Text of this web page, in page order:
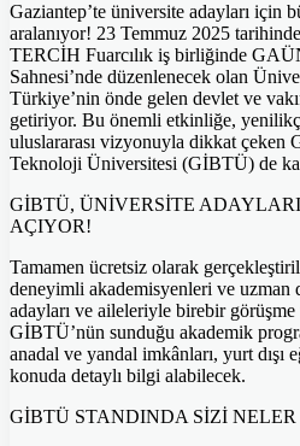
Gaziantep’te üniversite adayları için
aralanıyor! 23 Temmuz 2025
TERCİH Fuarcılık iş birliğinde
Sahnesi’nde düzenlenecek olan
Türkiye’nin önde gelen devlet ve
getiriyor. Bu önemli etkinliğe,
uluslararası vizyonuyla dikkat çeken
Teknoloji Üniversitesi (GİBTÜ) de
GİBTÜ, ÜNİVERSİTE
AÇIYOR!
Tamamen ücretsiz olarak
deneyimli akademisyenleri ve uzman
adayları ve aileleriyle birebir görüşme
GİBTÜ’nün sunduğu akademik
anadal ve yandal imkânları, yurt dışı
konuda detaylı bilgi alabilecek.
GİBTÜ STANDINDA SİZİ